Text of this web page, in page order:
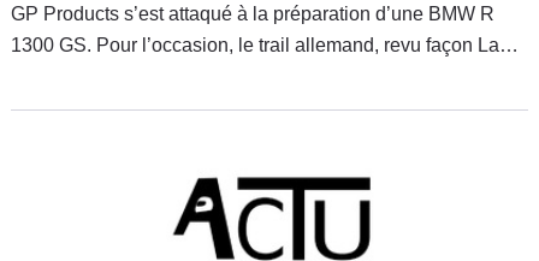
GP Products s’est attaqué à la préparation d’une BMW R
1300 GS. Pour l’occasion, le trail allemand, revu façon Land
et de pièces exclusives.